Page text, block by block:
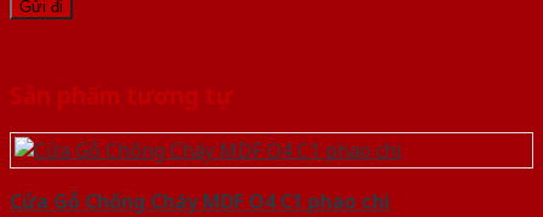
Sản phẩm tương tự
Cửa Gỗ Chống Cháy MDF O4 C1 phao chi